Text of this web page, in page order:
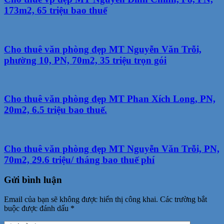
173m2, 65 triệu bao thuế
Cho thuê văn phòng đẹp MT Nguyễn Văn Trỗi,
phường 10, PN, 70m2, 35 triệu trọn gói
Cho thuê văn phòng đẹp MT Phan Xích Long, PN,
20m2, 6.5 triệu bao thuế.
Cho thuê văn phòng đẹp MT Nguyễn Văn Trỗi, PN,
70m2, 29.6 triệu/ tháng bao thuế phí
Gửi bình luận
Email của bạn sẽ không được hiển thị công khai. Các trường bắt
buộc được đánh dấu *